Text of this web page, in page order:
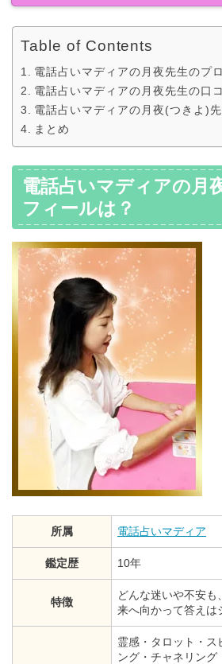
Table of Contents
電話占いマディアの月夜先生のプ
電話占いマディアの月夜先生の口
電話占いマディアの月夜(つきよ)
まとめ
電話占いマディアの月
フィールは？
所属 電話占いマディア
鑑定歴 10年
特徴
どんな迷いや不安
来へ向かって答えは
霊感・タロット・ス
ング・チャネリン